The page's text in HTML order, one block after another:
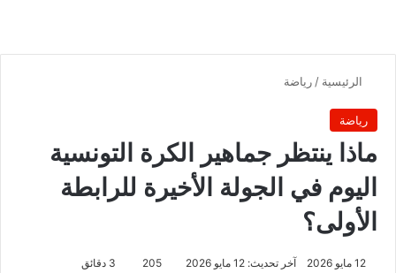
الرئيسية / رياضة
رياضة
ماذا ينتظر جماهير الكرة التونسية
اليوم في الجولة الأخيرة للرابطة
الأولى؟
12 مايو 2026 آخر تحديث: 12 مايو 2026 205